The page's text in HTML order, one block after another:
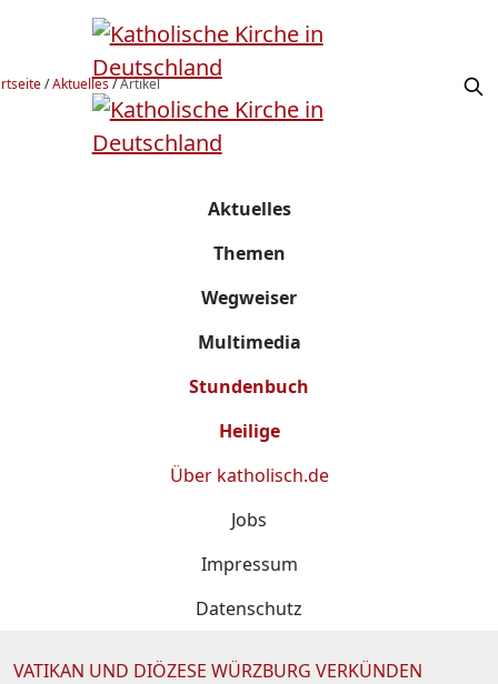
/Aktuelles/Artikel
Aktuelles
Themen
Wegweiser
Multimedia
Stundenbuch
Heilige
Über katholisch.de
Jobs
Impressum
Datenschutz
VATIKAN UND DIÖZESE WÜRZBURG VERKÜNDEN